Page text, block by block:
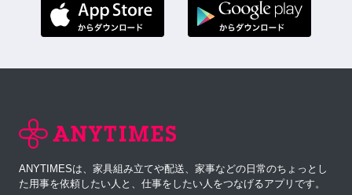
ANYTIMESは、家具組み立てや配送、家事などの日常のちょっとし
た用事を依頼したい人と、仕事をしたい人をつなげるアプリです。